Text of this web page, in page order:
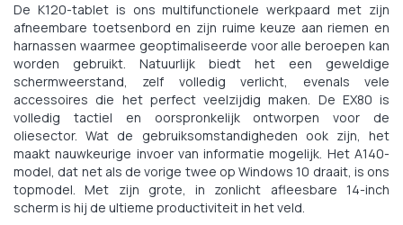
De K120-tablet is ons multifunctionele werkpaard met zijn
afneembare toetsenbord en zijn ruime keuze aan riemen en
harnassen waarmee geoptimaliseerde voor alle beroepen kan
worden gebruikt. Natuurlijk biedt het een geweldige
schermweerstand, zelf volledig verlicht, evenals vele
accessoires die het perfect veelzijdig maken. De EX80 is
volledig tactiel en oorspronkelijk ontworpen voor de
oliesector. Wat de gebruiksomstandigheden ook zijn, het
maakt nauwkeurige invoer van informatie mogelijk. Het A140-
model, dat net als de vorige twee op Windows 10 draait, is ons
topmodel. Met zijn grote, in zonlicht afleesbare 14-inch
scherm is hij de ultieme productiviteit in het veld.